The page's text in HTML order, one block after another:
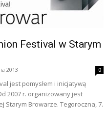
Festival w Starym
2013 0
jest pomysłem i inicjatywą
2007 r. organizowany jest
Starym Browarze. Tegoroczna, 7.